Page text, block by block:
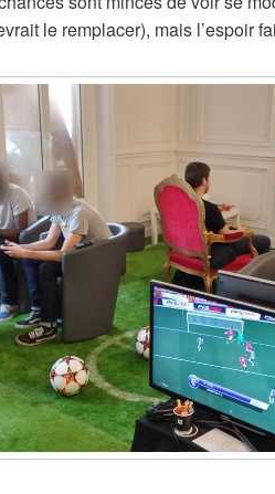
le remplacer), mais l’espoir